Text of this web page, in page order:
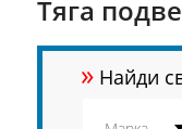
Тяга
» Найди